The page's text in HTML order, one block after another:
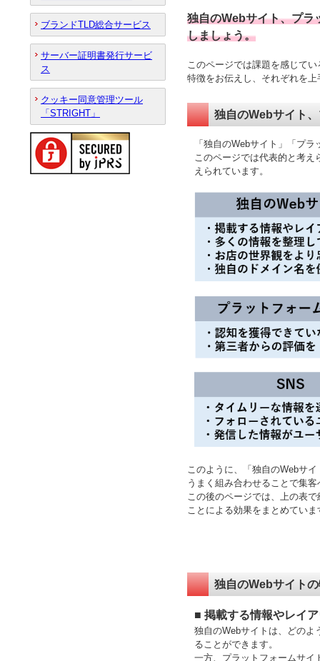
独自のWebサイト、プラ
しましょう。
このページでは課題を感じて
特徴をお伝えし、それぞれを
独自のWebサイト
「独自のWebサイト」「プ
このページでは代表的と考え
えられています。
このように、「独自のWebサ
うまく組み合わせることで集
この後のページでは、上の表
ことによる効果をまとめていま
独自のWebサイト
■ 掲載する情報やレイ
独自のWebサイトは、どのよ
ることができます。
一方、プラットフォームサイ
ブランドTLD総合サービス
サーバー証明書発行サービ
ス
クッキー同意管理ツール
「STRIGHT」